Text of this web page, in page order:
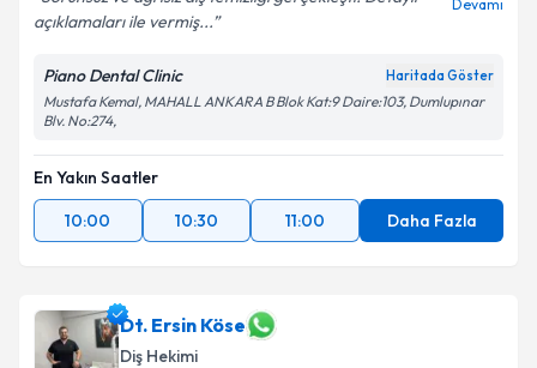
açıklamaları ile vermiş...
Devamı
Piano Dental Clinic Haritada Göster
Mustafa Kemal, MAHALL ANKARA B Blok Kat:9 Daire:103, Dumlupınar
Blv. No:274,
En Yakın Saatler
10:00
10:30 11:00 Daha Fazla
Dt. Ersin Köse
Diş Hekimi